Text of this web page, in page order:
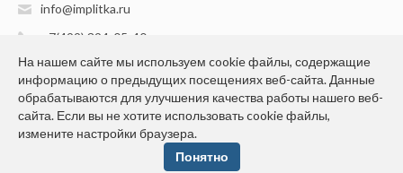
info@implitka.ru
+7(499) 394-05-40
Конфиденциальность персональной информации
На нашем сайте мы используем cookie файлы, содержащие
информацию о предыдущих посещениях веб-сайта. Данные
обрабатываются для улучшения качества работы нашего веб-
сайта. Если вы не хотите использовать cookie файлы,
измените настройки браузера.
Понятно